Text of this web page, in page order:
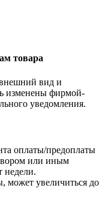
товара
вид и
изменены фирмой-
уведомления.
оплаты/предоплаты
или иным
недели.
может увеличиться до